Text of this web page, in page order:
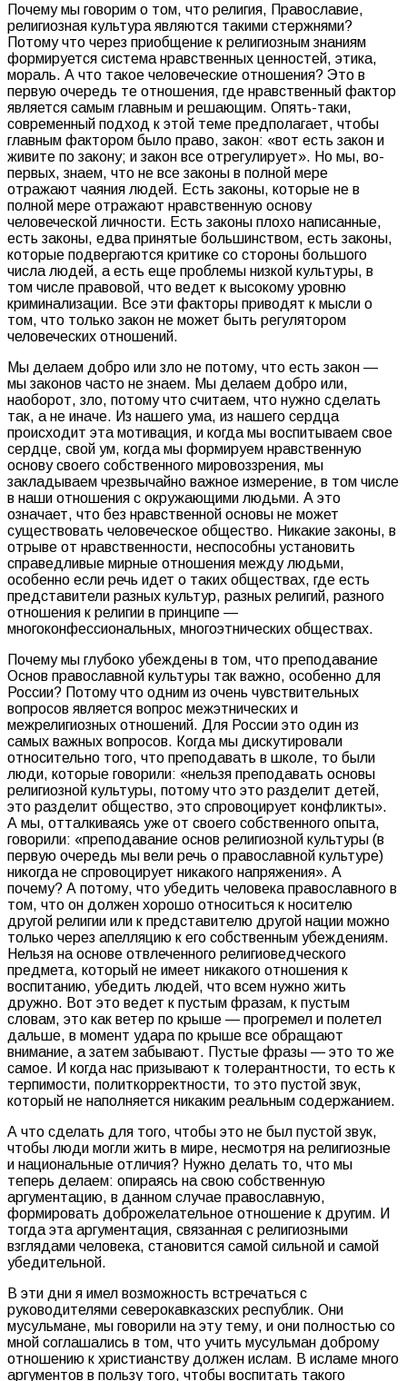
Почему мы говорим о том, что религия, Православие,
религиозная культура являются такими стержнями?
Потому что через приобщение к религиозным знаниям
формируется система нравственных ценностей, этика,
мораль. А что такое человеческие отношения? Это в
первую очередь те отношения, где нравственный фактор
является самым главным и решающим. Опять-таки,
современный подход к этой теме предполагает, чтобы
главным фактором было право, закон: «вот есть закон и
живите по закону; и закон все отрегулирует». Но мы, во-
первых, знаем, что не все законы в полной мере
отражают чаяния людей. Есть законы, которые не в
полной мере отражают нравственную основу
человеческой личности. Есть законы плохо написанные,
есть законы, едва принятые большинством, есть законы,
которые подвергаются критике со стороны большого
числа людей, а есть еще проблемы низкой культуры, в
том числе правовой, что ведет к высокому уровню
криминализации. Все эти факторы приводят к мысли о
том, что только закон не может быть регулятором
человеческих отношений.
Мы делаем добро или зло не потому, что есть закон —
мы законов часто не знаем. Мы делаем добро или,
наоборот, зло, потому что считаем, что нужно сделать
так, а не иначе. Из нашего ума, из нашего сердца
происходит эта мотивация, и когда мы воспитываем свое
сердце, свой ум, когда мы формируем нравственную
основу своего собственного мировоззрения, мы
закладываем чрезвычайно важное измерение, в том числе
в наши отношения с окружающими людьми. А это
означает, что без нравственной основы не может
существовать человеческое общество. Никакие законы, в
отрыве от нравственности, неспособны установить
справедливые мирные отношения между людьми,
особенно если речь идет о таких обществах, где есть
представители разных культур, разных религий, разного
отношения к религии в принципе —
многоконфессиональных, многоэтнических обществах.
Почему мы глубоко убеждены в том, что преподавание
Основ православной культуры так важно, особенно для
России? Потому что одним из очень чувствительных
вопросов является вопрос межэтнических и
межрелигиозных отношений. Для России это один из
самых важных вопросов. Когда мы дискутировали
относительно того, что преподавать в школе, то были
люди, которые говорили: «нельзя преподавать основы
религиозной культуры, потому что это разделит детей,
это разделит общество, это спровоцирует конфликты».
А мы, отталкиваясь уже от своего собственного опыта,
говорили: «преподавание основ религиозной культуры (в
первую очередь мы вели речь о православной культуре)
никогда не спровоцирует никакого напряжения». А
почему? А потому, что убедить человека православного в
том, что он должен хорошо относиться к носителю
другой религии или к представителю другой нации можно
только через апелляцию к его собственным убеждениям.
Нельзя на основе отвлеченного религиоведческого
предмета, который не имеет никакого отношения к
воспитанию, убедить людей, что всем нужно жить
дружно. Вот это ведет к пустым фразам, к пустым
словам, это как ветер по крыше — прогремел и полетел
дальше, в момент удара по крыше все обращают
внимание, а затем забывают. Пустые фразы — это то же
самое. И когда нас призывают к толерантности, то есть к
терпимости, политкорректности, то это пустой звук,
который не наполняется никаким реальным содержанием.
А что сделать для того, чтобы это не был пустой звук,
чтобы люди могли жить в мире, несмотря на религиозные
и национальные отличия? Нужно делать то, что мы
теперь делаем: опираясь на свою собственную
аргументацию, в данном случае православную,
формировать доброжелательное отношение к другим. И
тогда эта аргументация, связанная с религиозными
взглядами человека, становится самой сильной и самой
убедительной.
В эти дни я имел возможность встречаться с
руководителями северокавказских республик. Они
мусульмане, мы говорили на эту тему, и они полностью со
мной соглашались в том, что учить мусульман доброму
отношению к христианству должен ислам. В исламе много
аргументов в пользу того, чтобы воспитать такого